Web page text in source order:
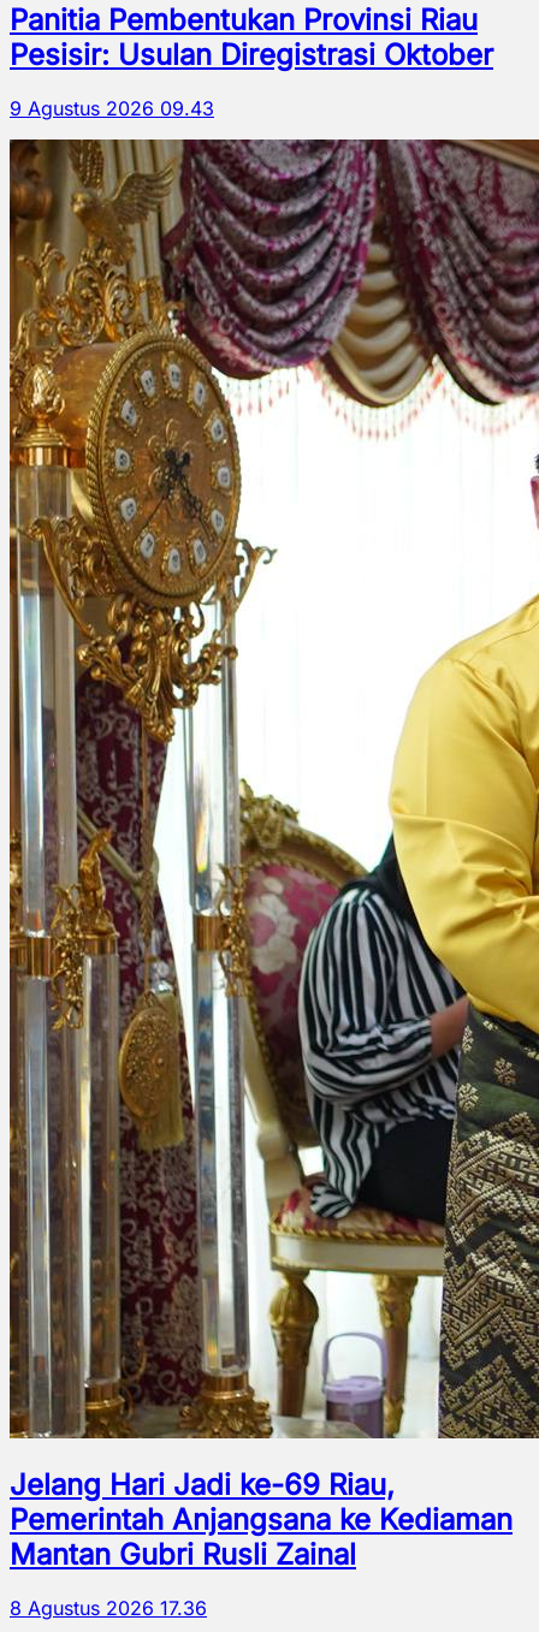
Panitia Pembentukan Provinsi Riau
Pesisir: Usulan Diregistrasi Oktober
9 Agustus 2026 09.43
Jelang Hari Jadi ke-69 Riau,
Pemerintah Anjangsana ke Kediaman
Mantan Gubri Rusli Zainal
8 Agustus 2026 17.36